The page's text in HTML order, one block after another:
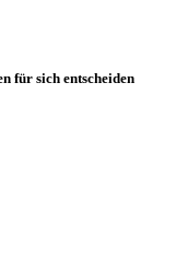
für sich entscheiden